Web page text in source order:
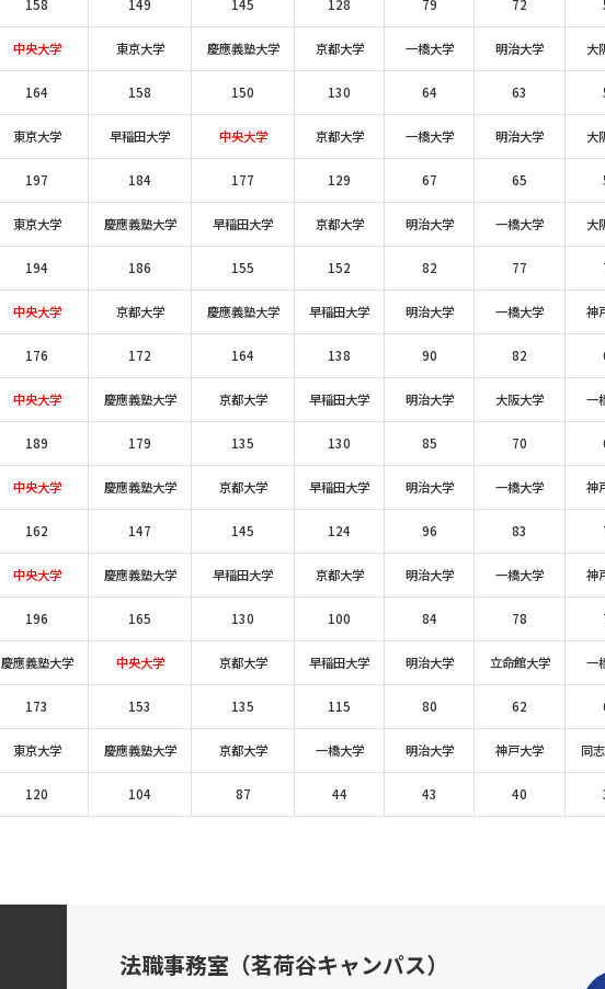
158 149 145 128 79 72
中央大学 東京大学 慶應義塾大学 京都大学 一橋大学 明治大学 大
164 158 150 130 64 63
東京大学 早稲田大学 中央大学 京都大学 一橋大学 明治大学 大
197 184 177 129 67 65
東京大学 慶應義塾大学 早稲田大学 京都大学 明治大学 一橋大学 大
194 186 155 152 82 77
中央大学 京都大学 慶應義塾大学 早稲田大学 明治大学 一橋大学 神
176 172 164 138 90 82
中央大学 慶應義塾大学 京都大学 早稲田大学 明治大学 大阪大学 一
189 179 135 130 85 70
中央大学 慶應義塾大学 京都大学 早稲田大学 明治大学 一橋大学 神
162 147 145 124 96 83
中央大学 慶應義塾大学 早稲田大学 京都大学 明治大学 一橋大学 神
196 165 130 100 84 78
慶應義塾大学 中央大学 京都大学 早稲田大学 明治大学 立命館大学 一
173 153 135 115 80 62
東京大学 慶應義塾大学 京都大学 一橋大学 明治大学 神戸大学 同
120 104 87 44 43 40
法職事務室（茗荷谷キャンパス）